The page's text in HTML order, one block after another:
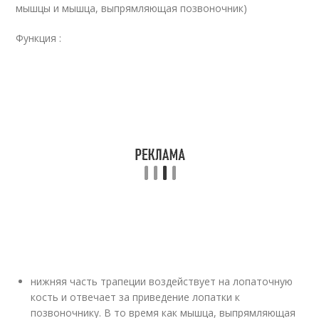
мышцы и мышца, выпрямляющая позвоночник)
Функция :
нижняя часть трапеции воздействует на лопаточную
кость и отвечает за приведение лопатки к
позвоночнику. В то время как мышца, выпрямляющая